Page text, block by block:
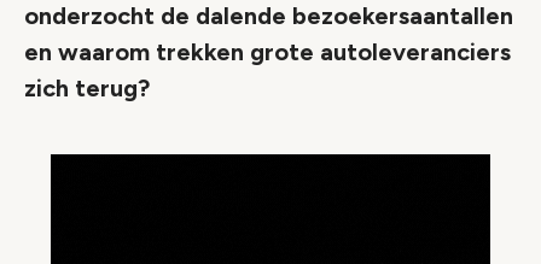
onderzocht de dalende bezoekersaantallen
en waarom trekken grote autoleveranciers
zich terug?